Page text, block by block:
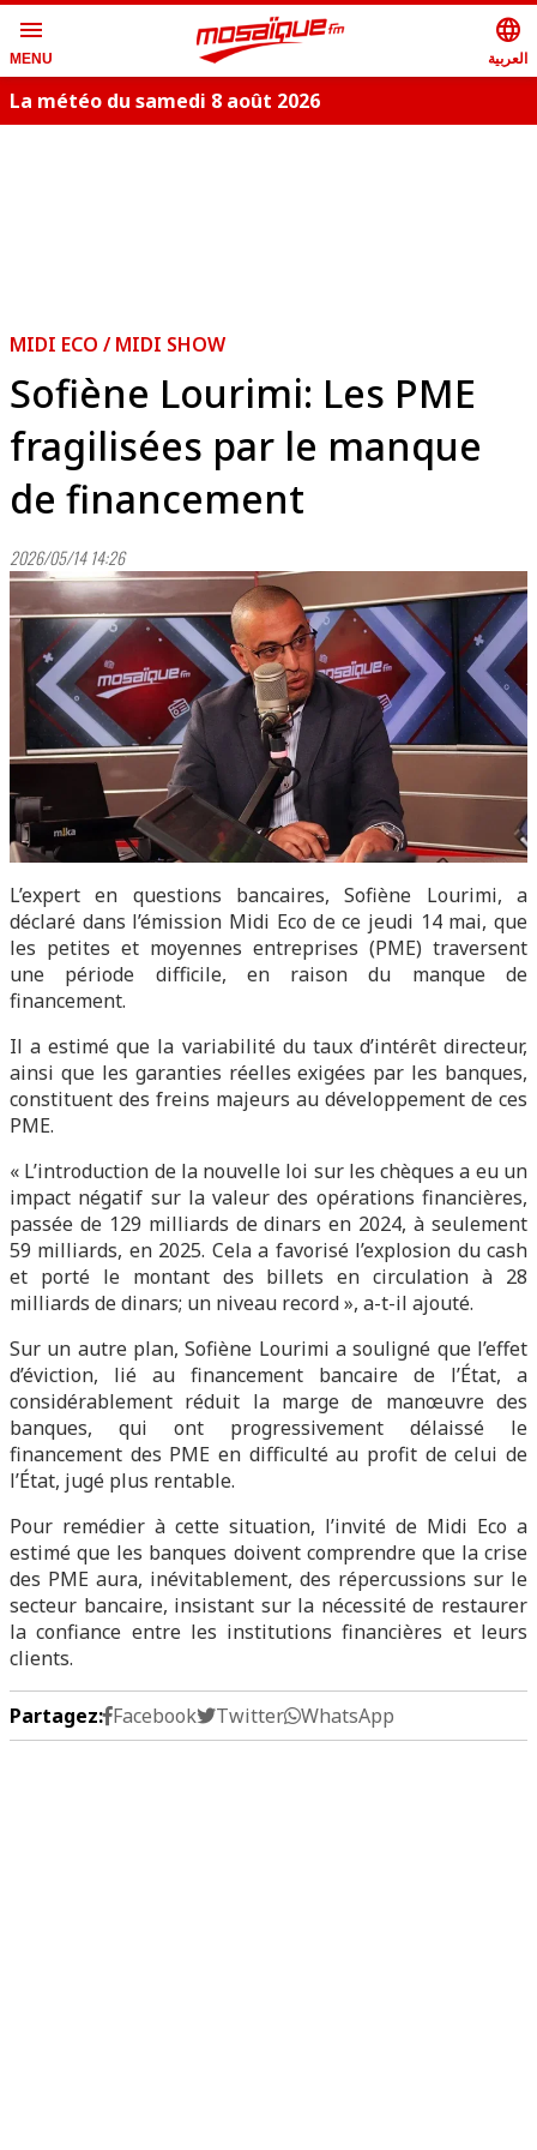
menu
MENU
language
العربية
La météo du samedi 8 août 2026
MIDI ECO / MIDI SHOW
Sofiène Lourimi: Les PME
fragilisées par le manque
de financement
2026/05/14 14:26
L’expert en questions bancaires, Sofiène Lourimi, a
déclaré dans l’émission Midi Eco de ce jeudi 14 mai, que
les petites et moyennes entreprises (PME) traversent
une période difficile, en raison du manque de
financement.
Il a estimé que la variabilité du taux d’intérêt directeur,
ainsi que les garanties réelles exigées par les banques,
constituent des freins majeurs au développement de ces
PME.
« L’introduction de la nouvelle loi sur les chèques a eu un
impact négatif sur la valeur des opérations financières,
passée de 129 milliards de dinars en 2024, à seulement
59 milliards, en 2025. Cela a favorisé l’explosion du cash
et porté le montant des billets en circulation à 28
milliards de dinars; un niveau record », a-t-il ajouté.
Sur un autre plan, Sofiène Lourimi a souligné que l’effet
d’éviction, lié au financement bancaire de l’État, a
considérablement réduit la marge de manœuvre des
banques, qui ont progressivement délaissé le
financement des PME en difficulté au profit de celui de
l’État, jugé plus rentable.
Pour remédier à cette situation, l’invité de Midi Eco a
estimé que les banques doivent comprendre que la crise
des PME aura, inévitablement, des répercussions sur le
secteur bancaire, insistant sur la nécessité de restaurer
la confiance entre les institutions financières et leurs
clients.
Partagez: Facebook Twitter WhatsApp